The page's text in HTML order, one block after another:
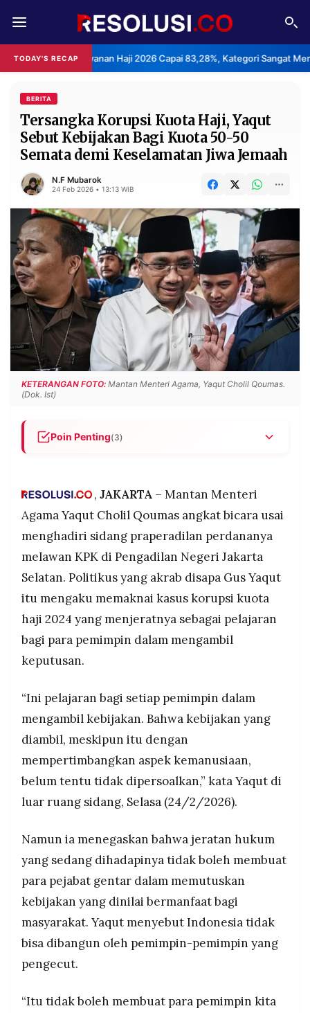
TODAY'S RECAP
Layanan Haji 2026 Capai 83,28%, Kategori Sangat Memuaskan. •
REDAKSI TENTANG
RESOLUSI IKLAN
RUBRIKASI
EDITORIAL AKSARA
FINANSIA PERSONA
DAERAH NASIONAL
MANCA SPORT
INFORMASI
PRIVACY
POLICY
BERITA
WARGA
INFORMASI
IKLAN
KIRIM
TULISAN
PENGADUAN TERM
©
RESOLUSI
MEDIA
PRAMUDITA
©
Resolusi.co
2026
RESOLUSI
MEDIA
PRAMUDITA
BERITA
Tersangka Korupsi Kuota Haji, Yaqut
Sebut Kebijakan Bagi Kuota 50-50
Semata demi Keselamatan Jiwa Jemaah
N.F Mubarok
24 Feb 2026 • 13:13 WIB
KETERANGAN FOTO: Mantan Menteri Agama, Yaqut Cholil Qoumas.
(Dok. Ist)
Poin Penting(3)
menjeratnya sebagai pelajaran bagi pemimpin,
kebijakan meski berpotensi dipersoalkan secara
hukum.
Yaqut membela keputusannya membagi kuota
haji tambahan secara 50-50 antara jalur khusus
dan reguler dengan alasan hifdzun nafs, yakni
menjaga keselamatan jiwa jemaah akibat
keterbatasan kapasitas di Arab Saudi.
Gugatan praperadilan Yaqut terhadap KPK
terdaftar dengan nomor perkara
digelar Selasa (24/2/2026).
, JAKARTA– Mantan Menteri
Agama Yaqut Cholil Qoumas angkat bicara usai
menghadiri sidang praperadilan perdananya
melawan KPK di Pengadilan Negeri Jakarta
Selatan. Politikus yang akrab disapa Gus Yaqut
itu mengaku memaknai kasus korupsi kuota
haji 2024 yang menjeratnya sebagai pelajaran
bagi para pemimpin dalam mengambil
keputusan.
“Ini pelajaran bagi setiap pemimpin dalam
mengambil kebijakan. Bahwa kebijakan yang
diambil, meskipun itu dengan
mempertimbangkan aspek kemanusiaan,
belum tentu tidak dipersoalkan,” kata Yaqut di
luar ruang sidang, Selasa (24/2/2026).
Namun ia menegaskan bahwa jeratan hukum
yang sedang dihadapinya tidak boleh membuat
para pejabat gentar dalam memutuskan
kebijakan yang dinilai bermanfaat bagi
masyarakat. Yaqut menyebut Indonesia tidak
bisa dibangun oleh pemimpin-pemimpin yang
pengecut.
“Itu tidak boleh membuat para pemimpin kita